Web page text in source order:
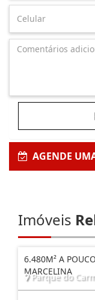
AGENDE
Imóveis
6.480M² A
MARCELINA
Parque do